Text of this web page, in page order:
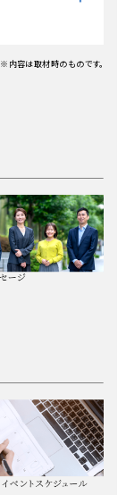
※内容は取材時のものです。